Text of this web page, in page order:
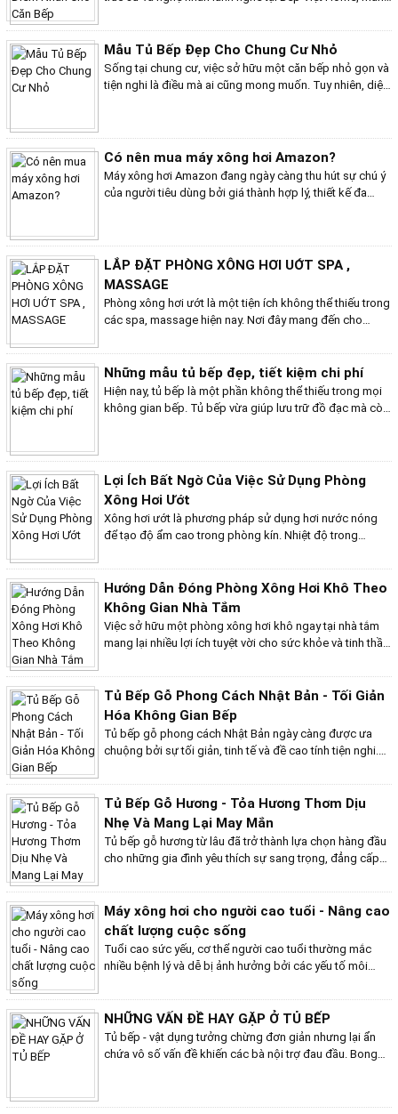
sang trọng, đáp ứng mọi nhu cầu và phong cách nội
thất. Tủ bếp nhà phố được thiết kế đa dạng với nhiều
kiểu dáng, màu sắc và chất liệu, phù hợp với mọi diện
tích và ngân sách.
Mẫu Tủ Bếp Đẹp Cho Chung Cư Nhỏ
Sống tại chung cư, việc sở hữu một căn bếp nhỏ gọn và
tiện nghi là điều mà ai cũng mong muốn. Tuy nhiên, diện
này xin giới thiệu đến bạn những mẫu tủ bếp cho nhà
chung cư nhỏ, giúp tối ưu hóa không gian và mang lại
trải nghiệm nấu nướng hoàn hảo cho gia đình bạn.
Có nên mua máy xông hơi Amazon?
Máy xông hơi Amazon đang ngày càng thu hút sự chú ý
của người tiêu dùng bởi giá thành hợp lý, thiết kế đa
sản phẩm và liệu có nên mua máy xông hơi Amazon hay
không. Hãy cùng Bếp Việt Home giải đáp những thắc
mắc này nhé!
LẮP ĐẶT PHÒNG XÔNG HƠI UỚT SPA ,
MASSAGE
Phòng xông hơi ướt là một tiện ích không thể thiếu trong
các spa, massage hiện nay. Nơi đây mang đến cho
tỏa căng thẳng, cải thiện sức khỏe và làm đẹp da. Tuy
nhiên, việc lắp đặt phòng xông hơi ướt cần được thực
hiện bởi đội ngũ kỹ thuật có chuyên môn để đảm bảo an
toàn và hiệu quả sử dụng. Bài viết dưới đây của Bếp Việt
Những mẫu tủ bếp đẹp, tiết kiệm chi phí
Hiện nay, tủ bếp là một phần không thể thiếu trong mọi
không gian bếp. Tủ bếp vừa giúp lưu trữ đồ đạc mà còn
để sở hữu nhưng mẫu tủ bếp sang trọng, đắc tiền. Hiểu
được tâm lý của quý khách hàng, bài viết của Bếp Việt
Home sẽ chia sẻ đến bạn những mẫu tủ bếp đẹp, tiết
kiệm chi phí nhưng vẫn đáp ứng được hầu hết nhu cầu
của bạn.
Lợi Ích Bất Ngờ Của Việc Sử Dụng Phòng
Xông Hơi Ướt
Xông hơi ướt là phương pháp sử dụng hơi nước nóng
để tạo độ ẩm cao trong phòng kín. Nhiệt độ trong
C, độ ẩm lên đến 100%. Ngoài những lợi ích quen thuộc
như thư giãn, giảm căng thẳng và thải độc tố, phòng
xông hơi ướt còn mang lại nhiều lợi ích bất ngờ khác
cho sức khỏe và sắc đẹp. Hãy cùng Bếp Việt Home tìm
hiểu về một số lợi ích nổi bật nào!
Hướng Dẫn Đóng Phòng Xông Hơi Khô Theo
Không Gian Nhà Tắm
Việc sở hữu một phòng xông hơi khô ngay tại nhà tắm
mang lại nhiều lợi ích tuyệt vời cho sức khỏe và tinh thần.
bạn cần tuân thủ quy trình thi công bài bản và lưu ý một
số yếu tố quan trọng. Dưới đây là hướng dẫn chi tiết
từng bước
Tủ Bếp Gỗ Phong Cách Nhật Bản - Tối Giản
Hóa Không Gian Bếp
Tủ bếp gỗ phong cách Nhật Bản ngày càng được ưa
chuộng bởi sự tối giản, tinh tế và đề cao tính tiện nghi.
ấm cúng, mộc mạc và gần gũi với thiên nhiên, đồng thời
đáp ứng nhu cầu sử dụng hiệu quả của gia đình.
Tủ Bếp Gỗ Hương - Tỏa Hương Thơm Dịu
Nhẹ Và Mang Lại May Mắn
Tủ bếp gỗ hương từ lâu đã trở thành lựa chọn hàng đầu
cho những gia đình yêu thích sự sang trọng, đẳng cấp
may mắn. Sở hữu những ưu điểm vượt trội về cả thẩm
mỹ và chất lượng, tủ bếp gỗ hương chinh phục mọi
khách hàng ngay từ cái nhìn đầu tiên.
Máy xông hơi cho người cao tuổi - Nâng cao
chất lượng cuộc sống
Tuổi cao sức yếu, cơ thể người cao tuổi thường mắc
nhiều bệnh lý và dễ bị ảnh hưởng bởi các yếu tố môi
tuổi luôn là mối quan tâm hàng đầu của các gia đình.
Máy xông hơi là một thiết bị hữu ích giúp cải thiện sức
khỏe và nâng cao chất lượng cuộc sống cho người cao
tuổi.
NHỮNG VẤN ĐỀ HAY GẶP Ở TỦ BẾP
Tủ bếp - vật dụng tưởng chừng đơn giản nhưng lại ẩn
chứa vô số vấn đề khiến các bà nội trợ đau đầu. Bong
bếp của mỗi gia đình. Hiểu được nỗi trăn trở này, Bếp